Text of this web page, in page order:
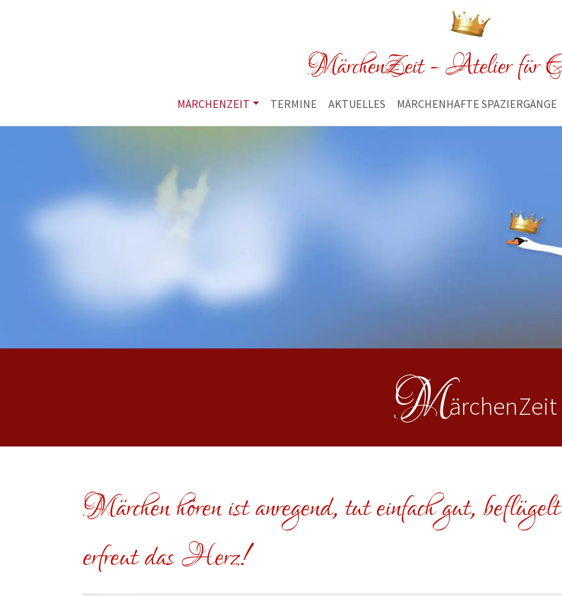
MärchenZeit - Atelier für
MÄRCHENZEIT TERMINE AKTUELLES MÄRCHENHAFTE SPAZIERGÄNGE
MärchenZeit
Märchen hören ist anregend, tut einfach gut,
erfreut das Herz!